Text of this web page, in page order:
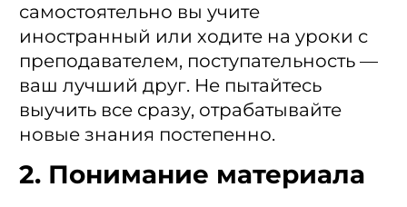
самостоятельно вы учите
иностранный или ходите на уроки с
преподавателем, поступательность —
ваш лучший друг. Не пытайтесь
выучить все сразу, отрабатывайте
новые знания постепенно.
2. Понимание материала